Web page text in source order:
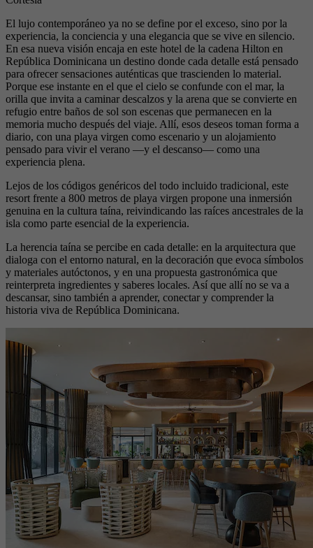
El lujo contemporáneo ya no se define por el exceso, sino por la
experiencia, la conciencia y una elegancia que se vive en silencio.
En esa nueva visión encaja en este hotel de la cadena Hilton en
República Dominicana un destino donde cada detalle está pensado
para ofrecer sensaciones auténticas que trascienden lo material.
Porque ese instante en el que el cielo se confunde con el mar, la
orilla que invita a caminar descalzos y la arena que se convierte en
refugio entre baños de sol son escenas que permanecen en la
memoria mucho después del viaje. Allí, esos deseos toman forma a
diario, con una playa virgen como escenario y un alojamiento
pensado para vivir el verano —y el descanso— como una
experiencia plena.
Lejos de los códigos genéricos del todo incluido tradicional, este
resort frente a 800 metros de playa virgen propone una inmersión
genuina en la cultura taína, reivindicando las raíces ancestrales de la
isla como parte esencial de la experiencia.
La herencia taína se percibe en cada detalle: en la arquitectura que
dialoga con el entorno natural, en la decoración que evoca símbolos
y materiales autóctonos, y en una propuesta gastronómica que
reinterpreta ingredientes y saberes locales. Así que allí no se va a
descansar, sino también a aprender, conectar y comprender la
historia viva de República Dominicana.